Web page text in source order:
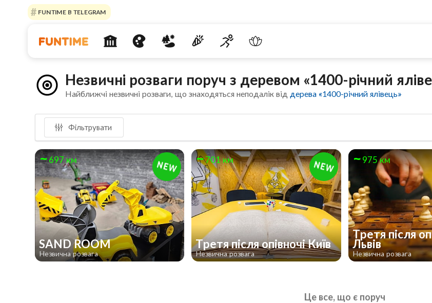
FUNTIME В TELEGRAM
Незвичні розваги поруч з деревом «1400-річний
Найближчі незвичні розваги, що знаходяться неподалік від дерева «1400-річний ялівець»
Фільтрувати
697 км
SAND ROOM
Незвична розвага
701 км
Третя після опівночі Київ
Незвична розвага
975 км
Третя після
Львів
Незвична розвага
Це все, що є поруч